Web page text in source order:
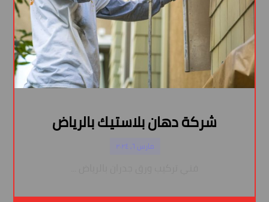
شركة دهان بلاستيك بالرياض
مارس ٦, ٢٠٢٤